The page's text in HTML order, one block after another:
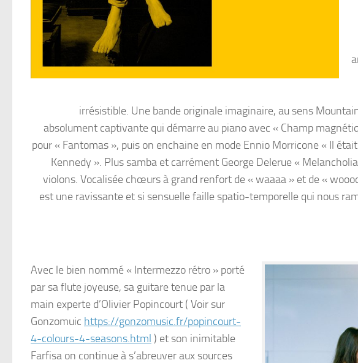
irrésistible. Une bande originale imaginaire, au sens
absolument captivante qui démarre au piano avec « Champ
pour « Fantomas », puis on enchaine en mode Ennio Morricone « Il
Kennedy ». Plus samba et carrément George Delerue «
violons. Vocalisée chœurs à grand renfort de « waaaa » et de «
est une ravissante et si sensuelle faille spatio-temporelle qui nous
Avec le bien nommé « Intermezzo rétro » porté
par sa flute joyeuse, sa guitare tenue par la
main experte d’Olivier Popincourt ( Voir sur
Gonzomuic https://gonzomusic.fr/popincourt-
4-colours-4-seasons.html ) et son inimitable
Farfisa on continue à s’abreuver aux sources